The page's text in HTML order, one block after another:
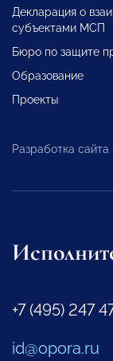
Декларация о
субъектами МСП
Бюро по защите
Образование
Проекты
Разработка
+7 (495) 247
id@opora.ru